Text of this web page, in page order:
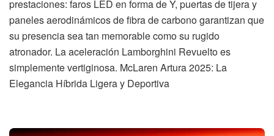
prestaciones: faros LED en forma de Y, puertas de tijera y
paneles aerodinámicos de fibra de carbono garantizan que
su presencia sea tan memorable como su rugido
atronador. La aceleración Lamborghini Revuelto es
simplemente vertiginosa. McLaren Artura 2025: La
Elegancia Híbrida Ligera y Deportiva